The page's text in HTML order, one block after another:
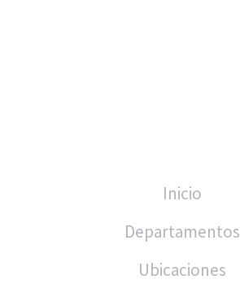
Inicio
Departamentos
Ubicaciones